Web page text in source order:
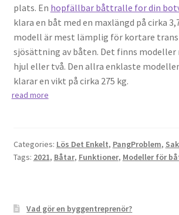
plats. En hopfällbar båttralle for din
klara en båt med en maxlängd på cirka
modell är mest lämplig för kortare
sjösättning av båten. Det finns modeller
hjul eller två. Den allra enklaste
klarar en vikt på cirka 275 kg.
read more
Categories: Lös Det Enkelt, PangProblem,
Tags: 2021, Båtar, Funktioner, Modeller för
Vad gör en byggentreprenör?